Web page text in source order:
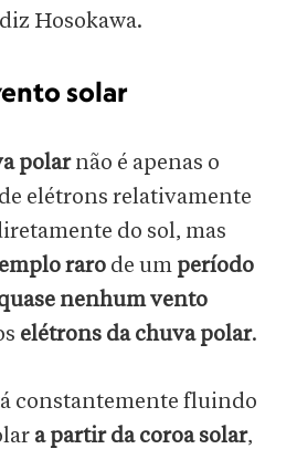
Hosokawa.
solar
polarnão é apenas o
elétrons relativamente
do sol, mas
raro de um período
nenhum vento
elétrons da chuva polar.
constantemente fluindo
a partir da coroa solar,